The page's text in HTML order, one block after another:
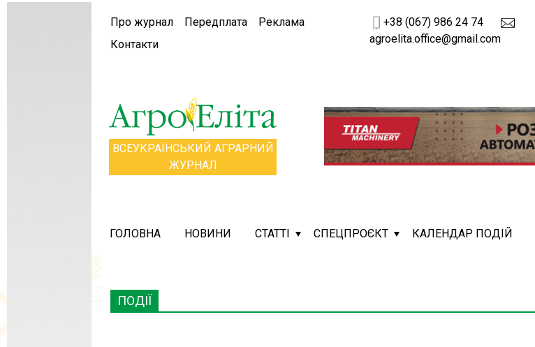
Про журнал Передплата
Реклама
Контакти
+38 (067) 986 24 74
agroelita.office@gmail.com
ВСЕУКРАЇНСЬКИЙ АГРАРНИЙ
ЖУРНАЛ
ГОЛОВНА НОВИНИ СТАТТІ СПЕЦПРОЄКТ КАЛЕНДАР ПОДІЙ
ПОДІЇ